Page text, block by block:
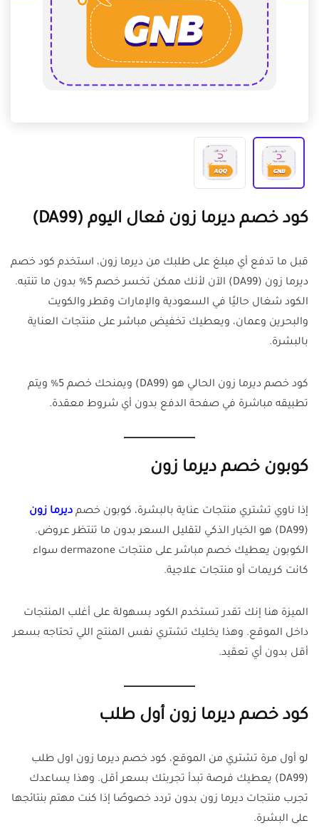
كود خصم ديرما زون فعال اليوم (DA99)
قبل ما تدفع أي مبلغ على طلبك من ديرما زون، استخدم كود خصم
ديرما زون (DA99) الآن لأنك ممكن تخسر خصم 5% بدون ما تنتبه.
الكود شغال حاليًا في السعودية والإمارات وقطر والكويت
والبحرين وعمان، ويعطيك تخفيض مباشر على منتجات العناية
بالبشرة.
كود خصم ديرما زون الحالي هو (DA99) ويمنحك خصم 5% ويتم
تطبيقه مباشرة في صفحة الدفع بدون أي شروط معقدة.
كوبون خصم ديرما زون
إذا ناوي تشتري منتجات عناية بالبشرة، كوبون خصم ديرما زون
(DA99) هو الخيار الذكي لتقليل السعر بدون ما تنتظر عروض.
الكوبون يعطيك خصم مباشر على منتجات dermazone سواء
كانت كريمات أو منتجات علاجية.
الميزة هنا إنك تقدر تستخدم الكود بسهولة على أغلب المنتجات
داخل الموقع. وهذا يخليك تشتري نفس المنتج اللي تحتاجه بسعر
أقل بدون أي تعقيد.
كود خصم ديرما زون أول طلب
لو أول مرة تشتري من الموقع، كود خصم ديرما زون اول طلب
(DA99) يعطيك فرصة تبدأ تجربتك بسعر أقل. وهذا يساعدك
تجرب منتجات ديرما زون بدون تردد خصوصًا إذا كنت مهتم بنتائجها
على البشرة.